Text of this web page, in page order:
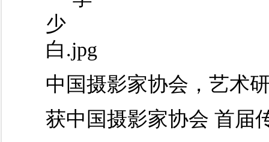
中国摄影家协会，艺术
获中国摄影家协会 首届